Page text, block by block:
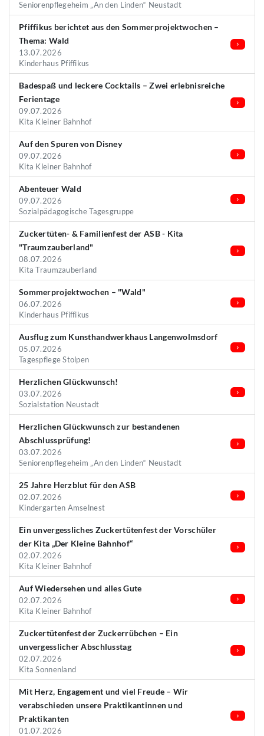
Seniorenpflegeheim „An den Linden“ Neustadt
Pfiffikus berichtet aus den Sommerprojektwochen –
Thema: Wald
13.07.2026
Kinderhaus Pfiffikus
Badespaß und leckere Cocktails – Zwei erlebnisreiche
Ferientage
09.07.2026
Kita Kleiner Bahnhof
Auf den Spuren von Disney
09.07.2026
Kita Kleiner Bahnhof
Abenteuer Wald
09.07.2026
Sozialpädagogische Tagesgruppe
Zuckertüten- & Familienfest der ASB - Kita
"Traumzauberland"
08.07.2026
Kita Traumzauberland
Sommerprojektwochen – "Wald"
06.07.2026
Kinderhaus Pfiffikus
Ausflug zum Kunsthandwerkhaus Langenwolmsdorf
05.07.2026
Tagespflege Stolpen
Herzlichen Glückwunsch!
03.07.2026
Sozialstation Neustadt
Herzlichen Glückwunsch zur bestandenen
Abschlussprüfung!
03.07.2026
Seniorenpflegeheim „An den Linden“ Neustadt
25 Jahre Herzblut für den ASB
02.07.2026
Kindergarten Amselnest
Ein unvergessliches Zuckertütenfest der Vorschüler
der Kita „Der Kleine Bahnhof“
02.07.2026
Kita Kleiner Bahnhof
Auf Wiedersehen und alles Gute
02.07.2026
Kita Kleiner Bahnhof
Zuckertütenfest der Zuckerrübchen – Ein
unvergesslicher Abschlusstag
02.07.2026
Kita Sonnenland
Mit Herz, Engagement und viel Freude – Wir
verabschieden unsere Praktikantinnen und
Praktikanten
01.07.2026